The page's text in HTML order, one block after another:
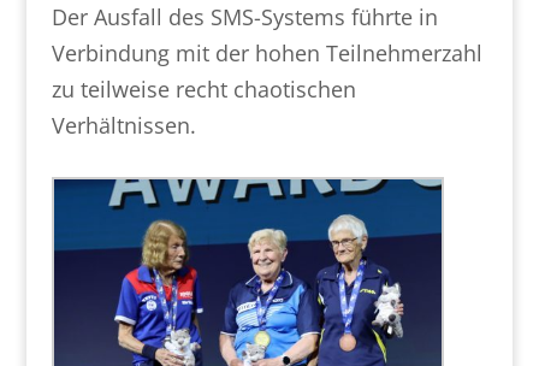
Der Ausfall des SMS-Systems führte in
Verbindung mit der hohen Teilnehmerzahl
zu teilweise recht chaotischen
Verhältnissen.